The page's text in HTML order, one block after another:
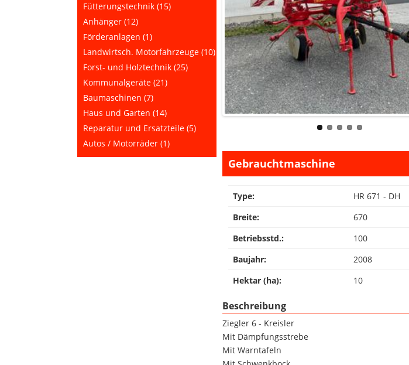
Fütterungstechnik (15)
Anhänger (12)
Förderanlagen (1)
Landwirtsch. Motorfahrzeuge (10)
Forst- und Holztechnik (25)
Kommunalgeräte (21)
Baumaschinen (7)
Haus und Garten (14)
Reparatur und Ersatzteile (5)
Autos / Motorräder (1)
Gebrauchtmaschine
Type:
HR 671 - DH
Breite:
670
Betriebsstd.:
100
Baujahr:
2008
Hektar (ha):
10
Beschreibung
Ziegler 6 - Kreisler
Mit Dämpfungsstrebe
Mit Warntafeln